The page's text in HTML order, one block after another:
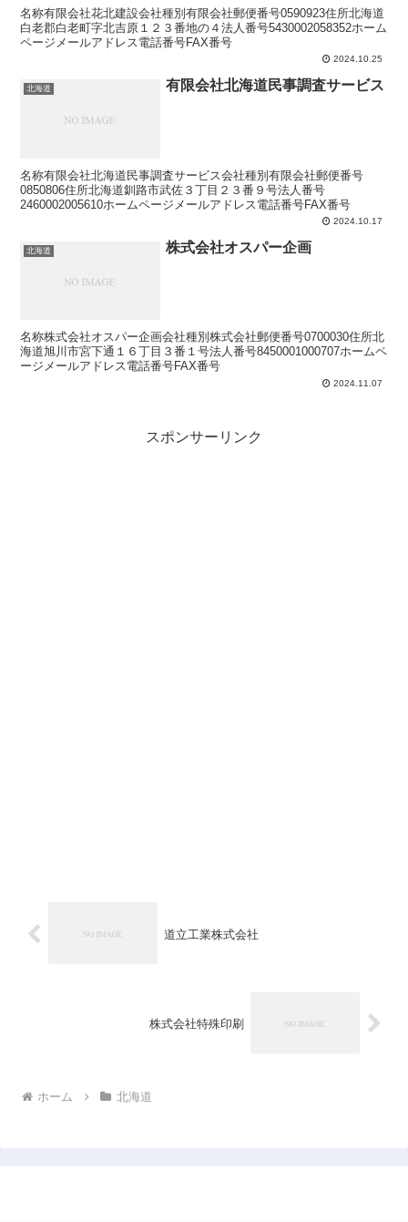
名称有限会社花北建設会社種別有限会社郵便番号0590923住所北海道
白老郡白老町字北吉原１２３番地の４法人番号5430002058352ホーム
ページメールアドレス電話番号FAX番号
2024.10.25
北海道 有限会社北海道民事調査サービス
名称有限会社北海道民事調査サービス会社種別有限会社郵便番号
0850806住所北海道釧路市武佐３丁目２３番９号法人番号
2460002005610ホームページメールアドレス電話番号FAX番号
2024.10.17
北海道 株式会社オスパー企画
名称株式会社オスパー企画会社種別株式会社郵便番号0700030住所北
海道旭川市宮下通１６丁目３番１号法人番号8450001000707ホームペ
ージメールアドレス電話番号FAX番号
2024.11.07
スポンサーリンク
道立工業株式会社
株式会社特殊印刷
ホーム 北海道